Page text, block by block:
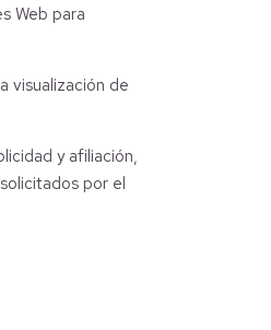
Web para
visualización de
y afiliación,
por el